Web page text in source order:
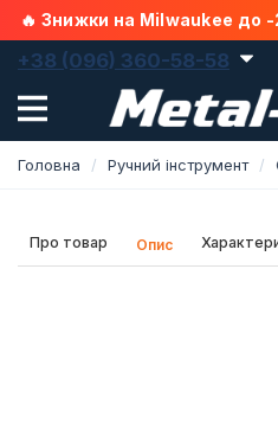
🔥 Знижки на Milwaukee до
+38 (096) 360-58-58
Головна Ручний інструмент
Про товар Опис